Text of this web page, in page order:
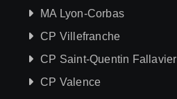
MA Lyon-Corbas
CP Villefranche
CP Saint-Quentin Fallavier
CP Valence